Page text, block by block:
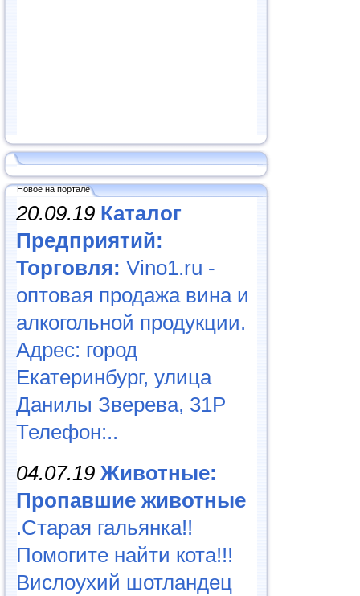
Новое на портале
20.09.19 Каталог
Предприятий:
Торговля: Vino1.ru -
оптовая продажа вина и
алкогольной продукции.
Адрес: город
Екатеринбург, улица
Данилы Зверева, 31Р
Телефон:..
04.07.19 Животные:
Пропавшие животные
.Старая гальянка!!
Помогите найти кота!!!
Вислоухий шотландец